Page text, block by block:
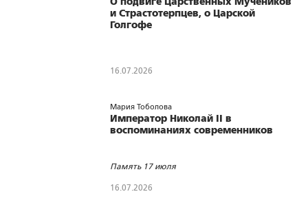
и Страстотерпцев, о Царской
Голгофе
16.07.2026
Мария Тоболова
Император Николай II в
воспоминаниях современников
Память 17 июля
16.07.2026